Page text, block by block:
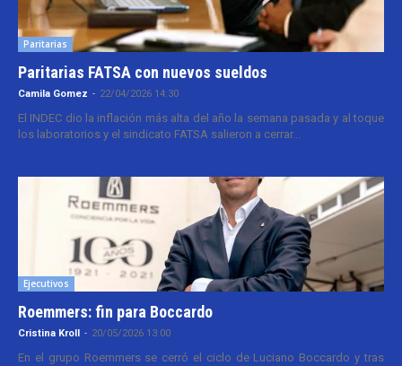
Paritarias
Paritarias FATSA con nuevos sueldos
Camila Gomez - 22/04/2026 14:30
El INDEC dio la inflación más alta del año la semana pasada y al toque
los laboratorios y el sindicato FATSA salieron a cerrar...
Ejecutivos
Roemmers: fin para Boccardo
Cristina Kroll - 20/05/2026 13:00
En el grupo Roemmers se cerró el ciclo de Luciano Boccardo y tras